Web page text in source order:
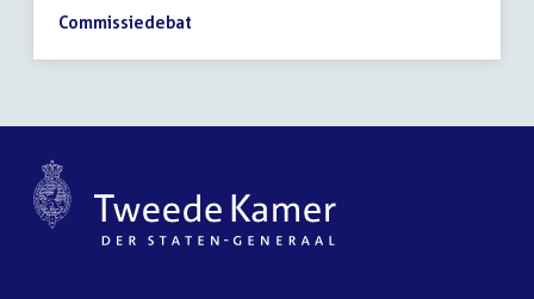
-
uur
Commissiedebat